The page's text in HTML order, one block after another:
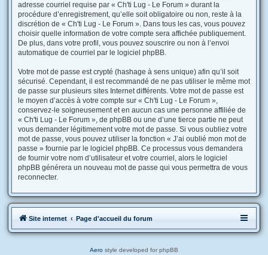
adresse courriel requise par « Ch'ti Lug - Le Forum » durant la
procédure d’enregistrement, qu’elle soit obligatoire ou non, reste à la
discrétion de « Ch'ti Lug - Le Forum ». Dans tous les cas, vous pouvez
choisir quelle information de votre compte sera affichée publiquement.
De plus, dans votre profil, vous pouvez souscrire ou non à l’envoi
automatique de courriel par le logiciel phpBB.
Votre mot de passe est crypté (hashage à sens unique) afin qu’il soit
sécurisé. Cependant, il est recommandé de ne pas utiliser le même mot
de passe sur plusieurs sites Internet différents. Votre mot de passe est
le moyen d’accès à votre compte sur « Ch'ti Lug - Le Forum »,
conservez-le soigneusement et en aucun cas une personne affiliée de
« Ch'ti Lug - Le Forum », de phpBB ou une d’une tierce partie ne peut
vous demander légitimement votre mot de passe. Si vous oubliez votre
mot de passe, vous pouvez utiliser la fonction « J’ai oublié mon mot de
passe » fournie par le logiciel phpBB. Ce processus vous demandera
de fournir votre nom d’utilisateur et votre courriel, alors le logiciel
phpBB générera un nouveau mot de passe qui vous permettra de vous
reconnecter.
Site internet Page d'accueil du forum
Aero style developed for phpBB